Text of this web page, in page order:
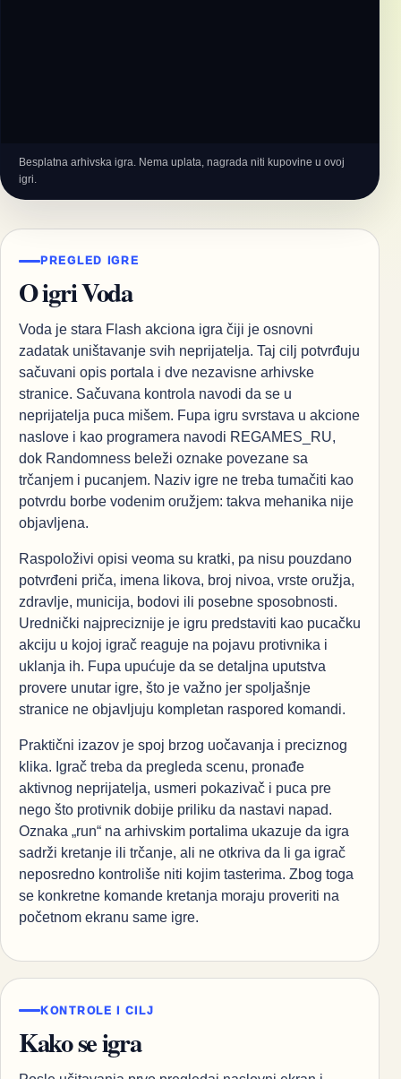
Besplatna arhivska igra. Nema uplata, nagrada niti kupovine u ovoj
igri.
PREGLED IGRE
O igri Voda
Voda je stara Flash akciona igra čiji je osnovni
zadatak uništavanje svih neprijatelja. Taj cilj potvrđuju
sačuvani opis portala i dve nezavisne arhivske
stranice. Sačuvana kontrola navodi da se u
neprijatelja puca mišem. Fupa igru svrstava u akcione
naslove i kao programera navodi REGAMES_RU,
dok Randomness beleži oznake povezane sa
trčanjem i pucanjem. Naziv igre ne treba tumačiti kao
potvrdu borbe vodenim oružjem: takva mehanika nije
objavljena.
Raspoloživi opisi veoma su kratki, pa nisu pouzdano
potvrđeni priča, imena likova, broj nivoa, vrste oružja,
zdravlje, municija, bodovi ili posebne sposobnosti.
Urednički najpreciznije je igru predstaviti kao pucačku
akciju u kojoj igrač reaguje na pojavu protivnika i
uklanja ih. Fupa upućuje da se detaljna uputstva
provere unutar igre, što je važno jer spoljašnje
stranice ne objavljuju kompletan raspored komandi.
Praktični izazov je spoj brzog uočavanja i preciznog
klika. Igrač treba da pregleda scenu, pronađe
aktivnog neprijatelja, usmeri pokazivač i puca pre
nego što protivnik dobije priliku da nastavi napad.
Oznaka „run“ na arhivskim portalima ukazuje da igra
sadrži kretanje ili trčanje, ali ne otkriva da li ga igrač
neposredno kontroliše niti kojim tasterima. Zbog toga
se konkretne komande kretanja moraju proveriti na
početnom ekranu same igre.
KONTROLE I CILJ
Kako se igra